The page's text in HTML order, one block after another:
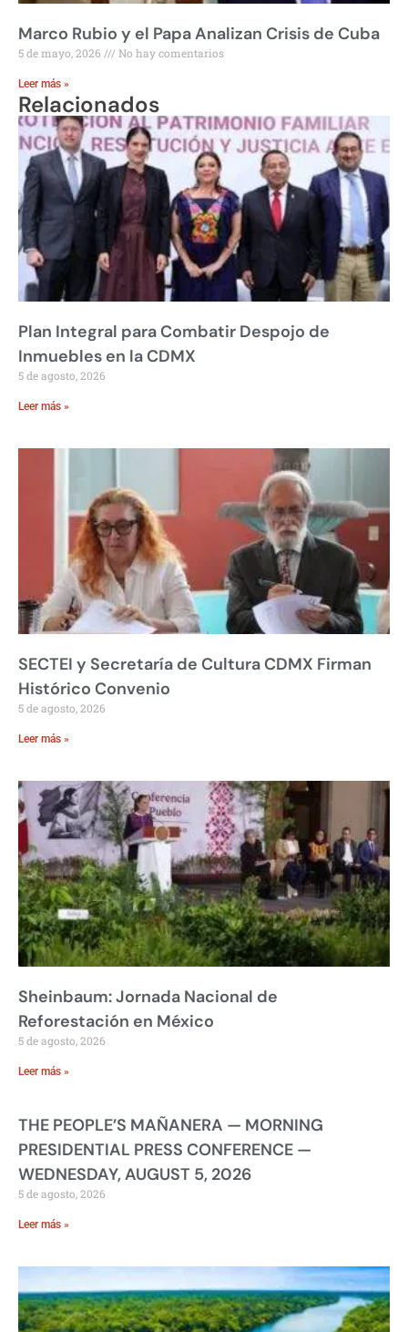
Marco Rubio y el Papa Analizan Crisis de Cuba
5 de mayo, 2026 No hay comentarios
Leer más »
Relacionados
Plan Integral para Combatir Despojo de
Inmuebles en la CDMX
5 de agosto, 2026
Leer más »
SECTEI y Secretaría de Cultura CDMX Firman
Histórico Convenio
5 de agosto, 2026
Leer más »
Sheinbaum: Jornada Nacional de
Reforestación en México
5 de agosto, 2026
Leer más »
THE PEOPLE’S MAÑANERA — MORNING
PRESIDENTIAL PRESS CONFERENCE —
WEDNESDAY, AUGUST 5, 2026
5 de agosto, 2026
Leer más »